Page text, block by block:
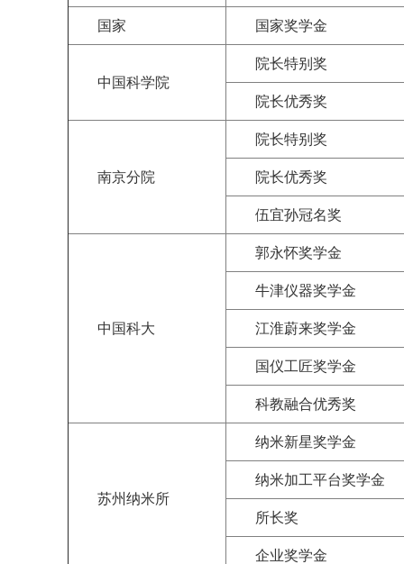
国家 国家奖学金
中国科学院
院长特别奖
院长优秀奖
南京分院
院长特别奖
院长优秀奖
伍宜孙冠名奖
中国科大
郭永怀奖学金
牛津仪器奖学金
江淮蔚来奖学金
国仪工匠奖学金
科教融合优秀奖
苏州纳米所
纳米新星奖学金
纳米加工平台奖学金
所长奖
企业奖学金